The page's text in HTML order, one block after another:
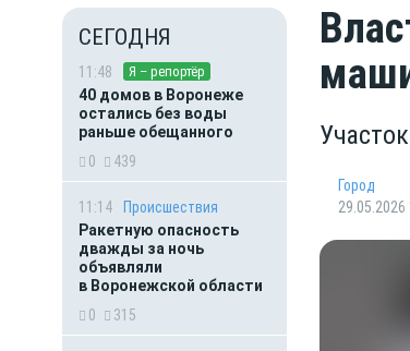
СЕГОДНЯ
11:48 Я – репортёр
40 домов в Воронеже
остались без воды
раньше обещанного
0
439
11:14
Происшествия
Ракетную опасность
дважды за ночь
объявляли
в Воронежской области
0
315
Город
29.05.2026